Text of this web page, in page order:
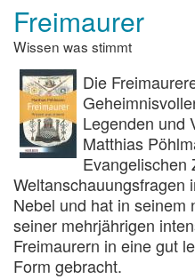
die
Freimaurer
die
Kirche
Freimaurer
Wissen was stimmt
Die
Legenden und
Matthias
Evangelischen
Weltanschauungsfragen
Nebel und hat in seinem
seiner mehrjährigen
Freimaurern in eine gut
Form gebracht.